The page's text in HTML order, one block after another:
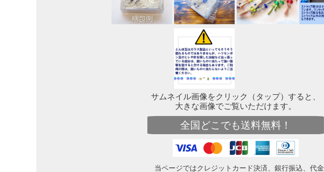
サムネイル画像をクリック（タップ）すると、
大きな画像でご覧いただけます。
全国どこでも送料無料！
当ページではクレジットカード決済、銀行振込、代金